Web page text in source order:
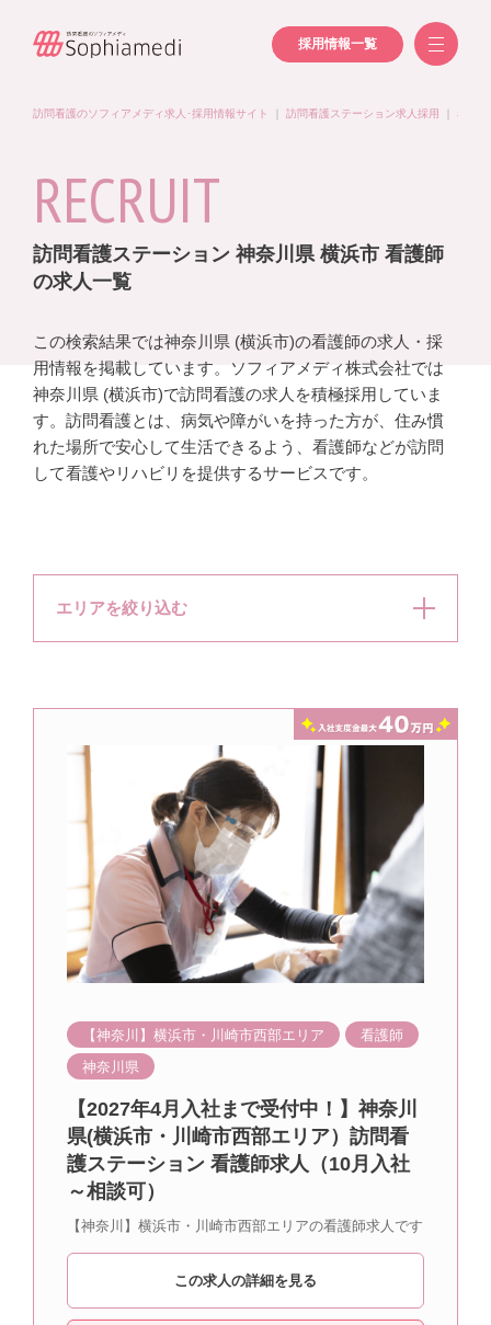
採用情報一覧
訪問看護のソフィアメディ求人･採用情報サイト 訪問看護ステーション求人採用 看護
RECRUIT
訪問看護ステーション 神奈川県 横浜市 看護師
の求人一覧
この検索結果では神奈川県 (横浜市)の看護師の求人・採
用情報を掲載しています。ソフィアメディ株式会社では
神奈川県 (横浜市)で訪問看護の求人を積極採用していま
す。訪問看護とは、病気や障がいを持った方が、住み慣
れた場所で安心して生活できるよう、看護師などが訪問
して看護やリハビリを提供するサービスです。
エリアを絞り込む
【神奈川】横浜市・川崎市西部エリア
看護師
神奈川県
【2027年4月入社まで受付中！】神奈川
県(横浜市・川崎市西部エリア）訪問看
護ステーション 看護師求人（10月入社
～相談可）
【神奈川】横浜市・川崎市西部エリアの看護師求人です
この求人の詳細を見る